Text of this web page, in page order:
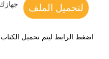
لتحميل الملف
اضغط الرابط ليتم تحميل الكتاب